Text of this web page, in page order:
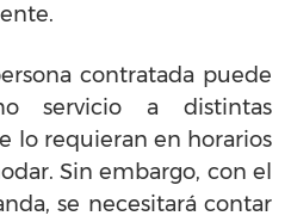
contratada puede
servicio a distintas
lo requieran en horarios
Sin embargo, con el
se necesitará contar